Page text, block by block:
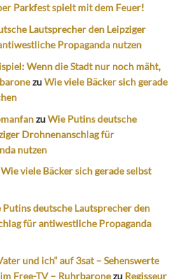
Parkfest spielt mit dem Feuer!
Lautsprecher den Leipziger
Propaganda nutzen
Wenn die Stadt nur noch mäht,
zuWie viele Bäcker sich gerade
zuWie Putins deutsche
Drohnenanschlag für
nutzen
Wie viele Bäcker sich gerade selbst
Putins deutsche Lautsprecher den
für antiwestliche Propaganda
und ich“ auf 3sat – Sehenswerte
Free-TV – Ruhrbaronezu Regisseur